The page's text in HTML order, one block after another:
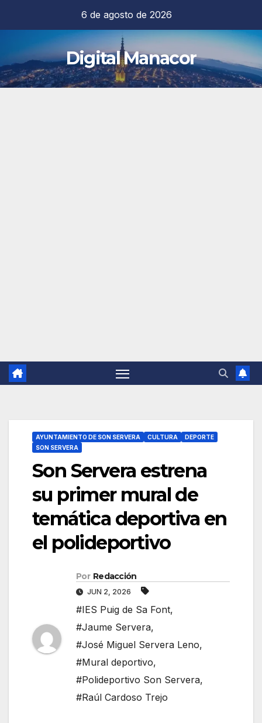
contenido
6 de agosto de 2026
Digital Manacor
AYUNTAMIENTO DE SON SERVERA CULTURA
DEPORTE
SON SERVERA
Son Servera estrena
su primer mural de
temática deportiva en
el polideportivo
Por Redacción
JUN 2, 2026
#IES Puig de Sa Font,
#Jaume Servera,
#José Miguel Servera Leno,
#Mural deportivo,
#Polideportivo Son Servera,
#Raúl Cardoso Trejo